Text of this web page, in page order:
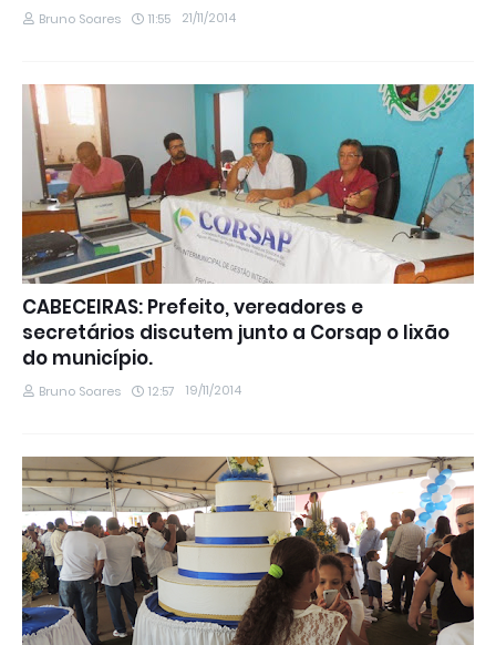
Bruno Soares 11:55 21/11/2014
CABECEIRAS: Prefeito, vereadores e
secretários discutem junto a Corsap o lixão
do município.
Bruno Soares 12:57 19/11/2014